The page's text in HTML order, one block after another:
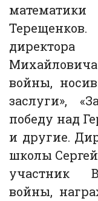
войны,
заслуги»,
победу над
и другие.
школы
участник
войны,